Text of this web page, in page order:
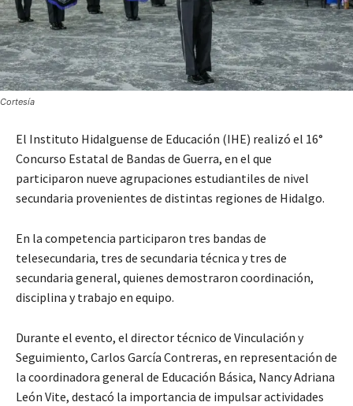
Cortesía
El Instituto Hidalguense de Educación (IHE) realizó el 16°
Concurso Estatal de Bandas de Guerra, en el que
participaron nueve agrupaciones estudiantiles de nivel
secundaria provenientes de distintas regiones de Hidalgo.
En la competencia participaron tres bandas de
telesecundaria, tres de secundaria técnica y tres de
secundaria general, quienes demostraron coordinación,
disciplina y trabajo en equipo.
Durante el evento, el director técnico de Vinculación y
Seguimiento, Carlos García Contreras, en representación de
la coordinadora general de Educación Básica, Nancy Adriana
León Vite, destacó la importancia de impulsar actividades